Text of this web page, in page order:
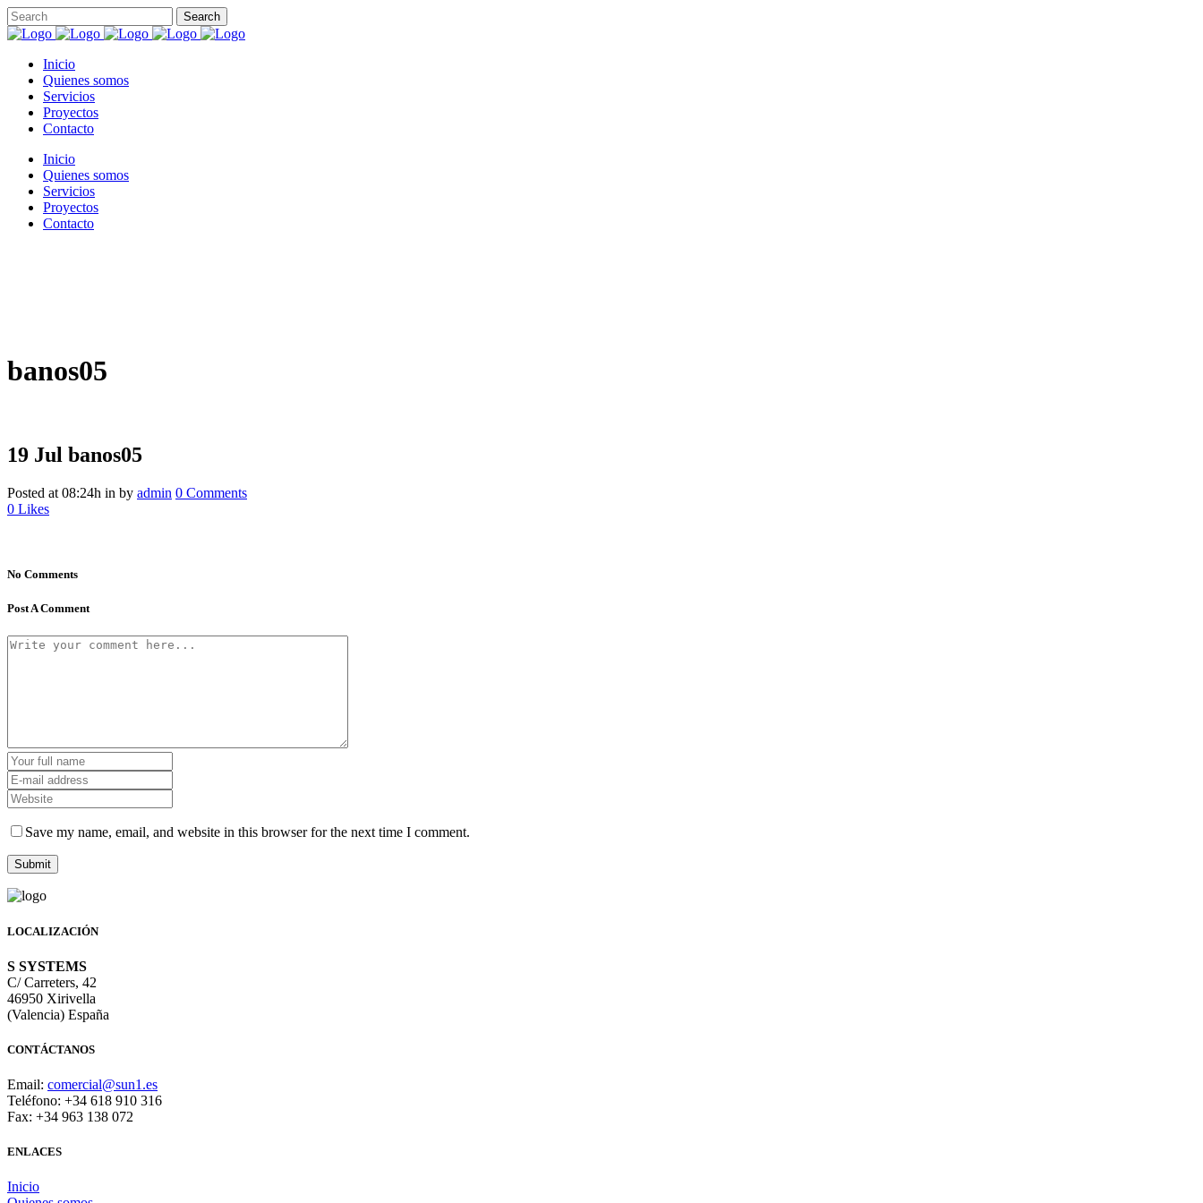
Inicio
Quienes somos
Servicios
Proyectos
Contacto
Inicio
Quienes somos
Servicios
Proyectos
Contacto
banos05
19 Jul banos05
Posted at 08:24h in by admin 0 Comments
0 Likes
No Comments
Post A Comment
Save my name, email, and website in this browser for the next time I comment.
LOCALIZACIÓN
S SYSTEMS
C/ Carreters, 42
46950 Xirivella
(Valencia) España
CONTÁCTANOS
Email: comercial@sun1.es
Teléfono: +34 618 910 316
Fax: +34 963 138 072
ENLACES
Inicio